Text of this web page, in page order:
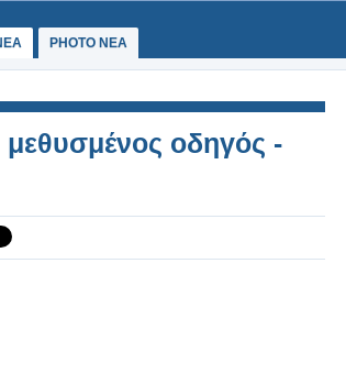
PHOTO NEA
οδηγός -